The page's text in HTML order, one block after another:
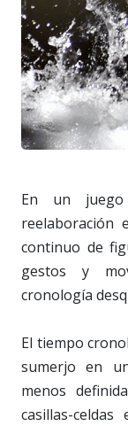
En un juego
reelaboración
continuo de
gestos y
cronología
El tiempo
sumerjo en
menos
casillas-